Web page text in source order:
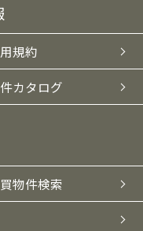
規約
カタログ
物件検索